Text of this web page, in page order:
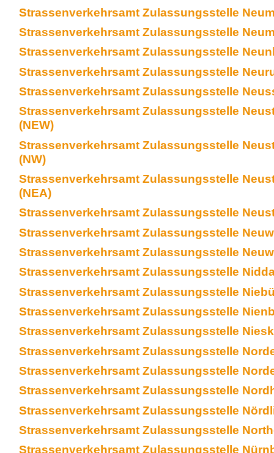
Strassenverkehrsamt Zulassungsstelle
Strassenverkehrsamt Zulassungsstelle
Strassenverkehrsamt Zulassungsstelle
Strassenverkehrsamt Zulassungsstelle
Strassenverkehrsamt Zulassungsstelle
Strassenverkehrsamt Zulassungsstelle
(NEW)
Strassenverkehrsamt Zulassungsstelle
(NW)
Strassenverkehrsamt Zulassungsstelle
(NEA)
Strassenverkehrsamt Zulassungsstelle
Strassenverkehrsamt Zulassungsstelle
Strassenverkehrsamt Zulassungsstelle
Strassenverkehrsamt Zulassungsstelle
Strassenverkehrsamt Zulassungsstelle
Strassenverkehrsamt Zulassungsstelle
Strassenverkehrsamt Zulassungsstelle
Strassenverkehrsamt Zulassungsstelle
Strassenverkehrsamt Zulassungsstelle
Strassenverkehrsamt Zulassungsstelle
Strassenverkehrsamt Zulassungsstelle
Strassenverkehrsamt Zulassungsstelle
Strassenverkehrsamt Zulassungsstelle